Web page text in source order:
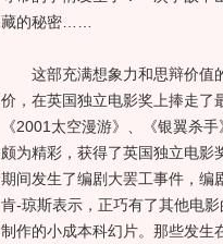
藏的秘密……
这部充满想象力和思辩价值的
价，在英国独立电影奖上捧走了
《2001太空漫游》、《银翼杀
颇为精彩，获得了英国独立电影
期间发生了编剧大罢工事件，编
肯-琼斯表示，正巧有了其他电
制作的小成本科幻片。那些发生